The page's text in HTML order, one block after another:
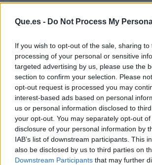
Que.es - Do Not Process My
If you wish to opt-out of the sale, sharing
processing of your personal or sensitive
targeted advertising by us, please use the
section to confirm your selection. Please
opt-out request is processed you may
interest-based ads based on personal
us or personal information disclosed to
your opt-out. You may separately opt-out
disclosure of your personal information by
IAB’s list of downstream participants. This
also be disclosed by us to third parties on
Downstream Participants that may further
Publicidad